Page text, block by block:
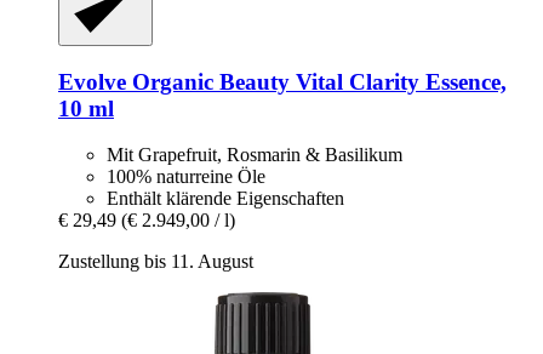
Evolve Organic Beauty Vital Clarity Essence,
10 ml
Mit Grapefruit, Rosmarin & Basilikum
100% naturreine Öle
Enthält klärende Eigenschaften
€ 29,49 (€ 2.949,00 / l)
Zustellung bis 11. August